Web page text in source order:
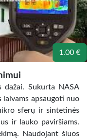
1.00 €
dažai. Sukurta NASA
laivams apsaugoti nuo
sferų ir sintetinės
ir lauko paviršiams.
Naudojant šiuos